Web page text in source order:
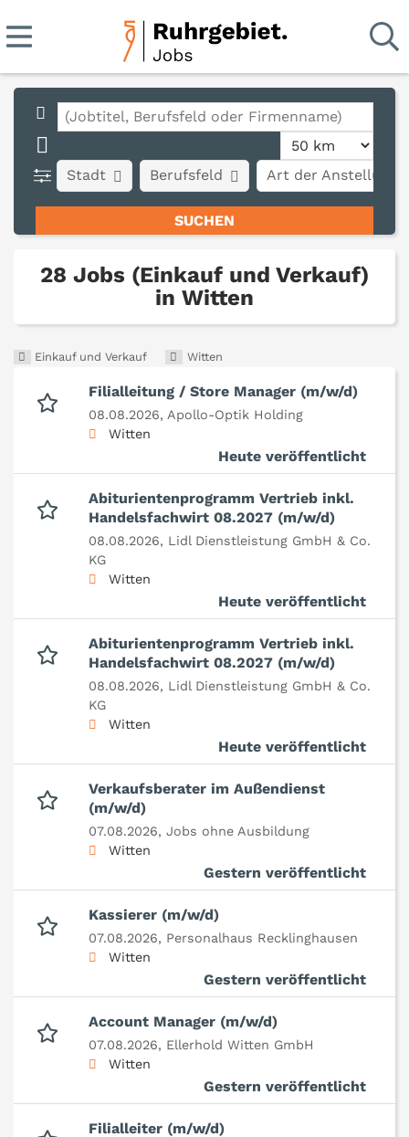
Stadt Art der Anstellung
Berufsfeld
28 Jobs (Einkauf und Verkauf)
in Witten
Einkauf und Verkauf Witten
Filialleitung / Store Manager (m/w/d)
08.08.2026, Apollo-Optik Holding
Witten
Heute veröffentlicht
Abiturientenprogramm Vertrieb inkl.
Handelsfachwirt 08.2027 (m/w/d)
08.08.2026, Lidl Dienstleistung GmbH & Co.
KG
Witten
Heute veröffentlicht
Abiturientenprogramm Vertrieb inkl.
Handelsfachwirt 08.2027 (m/w/d)
08.08.2026, Lidl Dienstleistung GmbH & Co.
KG
Witten
Heute veröffentlicht
Verkaufsberater im Außendienst
(m/w/d)
07.08.2026, Jobs ohne Ausbildung
Witten
Gestern veröffentlicht
Kassierer (m/w/d)
07.08.2026, Personalhaus Recklinghausen
Witten
Gestern veröffentlicht
Account Manager (m/w/d)
07.08.2026, Ellerhold Witten GmbH
Witten
Gestern veröffentlicht
Filialleiter (m/w/d)